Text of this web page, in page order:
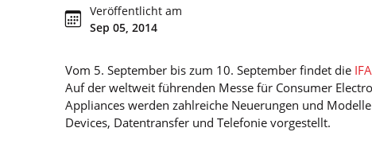
Veröffentlicht am
Sep 05, 2014
Vom 5. September bis zum 10. September findet die IFA
Auf der weltweit führenden Messe für Consumer
Appliances werden zahlreiche Neuerungen und
Devices, Datentransfer und Telefonie vorgestellt.